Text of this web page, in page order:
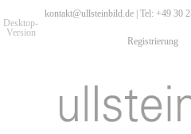
Desktop-
Version
kontakt@ullsteinbild.de | Tel: +49 30
Registrierung